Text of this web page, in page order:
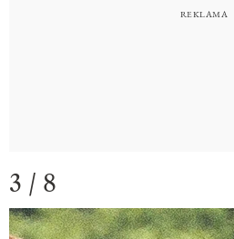
3 / 8